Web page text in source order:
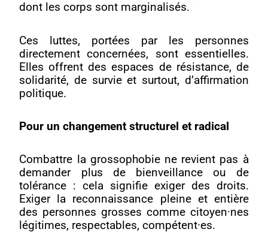
dont les corps sont marginalisés.
Ces luttes, portées par les personnes
directement concernées, sont essentielles.
Elles offrent des espaces de résistance, de
solidarité, de survie et surtout, d’affirmation
politique.
Pour un changement structurel et radical
Combattre la grossophobie ne revient pas à
demander plus de bienveillance ou de
tolérance : cela signifie exiger des droits.
Exiger la reconnaissance pleine et entière
des personnes grosses comme citoyen·nes
légitimes, respectables, compétent·es.